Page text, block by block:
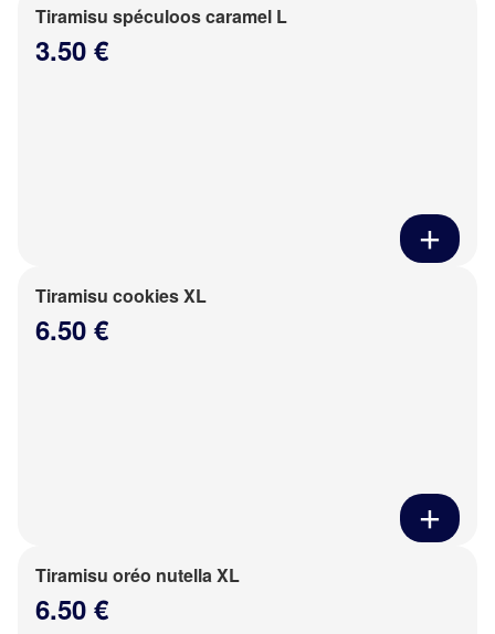
Tiramisu spéculoos caramel L
3.50 €
Tiramisu cookies XL
6.50 €
Tiramisu oréo nutella XL
6.50 €